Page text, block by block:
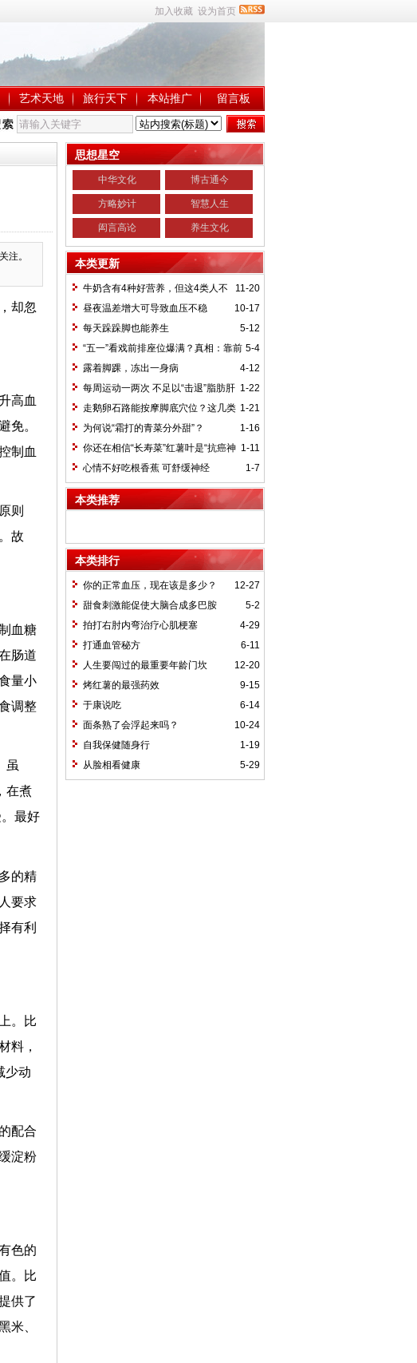
加入收藏 设为首页
艺术天地 旅行天下 本站推广 留言板
注。
却忽
高血
免。
制血
则
故
血糖
肠道
量小
调整
虽
在煮
最好
的精
要求
有利
。比
料，
少动
配合
淀粉
色的
。比
供了
米、
思想星空
中华文化 博古通今
方略妙计 智慧人生
闳言高论 养生文化
本类更新
11-20
牛奶含有4种好营养，但这4类人不
宜饮用
10-17
昼夜温差增大可导致血压不稳
5-12
每天跺跺脚也能养生
5-4
“五一”看戏前排座位爆满？真相：靠前
不一定最好
4-12
露着脚踝，冻出一身病
1-22
每周运动一两次 不足以“击退”脂肪肝
1-21
走鹅卵石路能按摩脚底穴位？这几类
人最好别走
1-16
为何说“霜打的青菜分外甜”？
1-11
你还在相信“长寿菜”红薯叶是“抗癌神
器”吗？
1-7
心情不好吃根香蕉 可舒缓神经
本类推荐
本类排行
12-27
你的正常血压，现在该是多少？
5-2
甜食刺激能促使大脑合成多巴胺
4-29
拍打右肘内弯治疗心肌梗塞
6-11
打通血管秘方
12-20
人生要闯过的最重要年龄门坎
9-15
烤红薯的最强药效
6-14
于康说吃
10-24
面条熟了会浮起来吗？
1-19
自我保健随身行
5-29
从脸相看健康